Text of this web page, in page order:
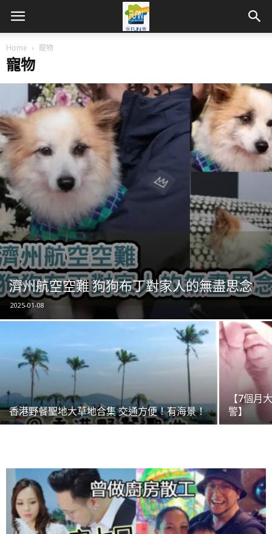
Home 寵物
寵物
濟州航空空難 狗狗布丁對家人的無盡思念
2025-01-08
香港野餐聖地大草地合集 交通方便！有海景！
【7個月
警】